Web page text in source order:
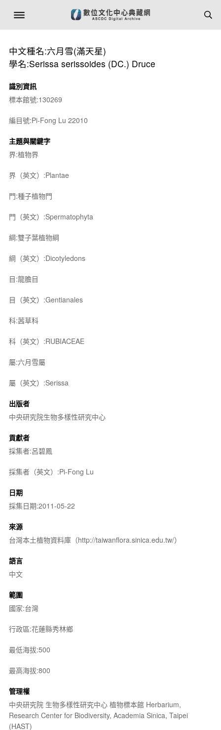
中文種名:六月雪(滿天星)
學名:Serissa serissoides (DC.) Druce
識別資訊
標本館號:130269
編目號:Pi-Fong Lu 22010
主題與關鍵字
界:植物界
界（英文）:Plantae
門:種子植物門
門（英文）:Spermatophyta
綱:雙子葉植物綱
綱（英文）:Dicotyledons
目:龍膽目
目（英文）:Gentianales
科:茜草科
科（英文）:RUBIACEAE
屬:六月雪屬
屬（英文）:Serissa
出版者
中央研究院生物多樣性研究中心
貢獻者
採集者:呂碧鳳
採集者（英文）:Pi-Fong Lu
日期
採集日期:2011-05-22
來源
台灣本土植物資料庫（http://taiwanflora.sinica.edu.tw/）
語言
中文
範圍
國家:台灣
行政區:花蓮縣秀林鄉
最低海拔:500
最高海拔:800
管理權
中央研究院 生物多樣性研究中心 植物標本館 Herbarium,
Research Center for Biodiversity, Academia Sinica, Taipei
(HAST)